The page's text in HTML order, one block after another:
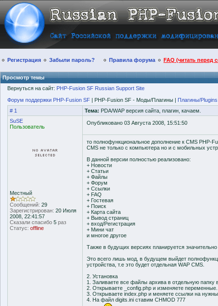
Регистрация Забыли пароль? Правила форума FAQ (читать перед
Просмотр темы
Вернуться на сайт: PHP-Fusion SF Russian Support Site
Форум поддержки PHP-Fusion SF | PHP-Fusion SF - Моды/Плагины | Плагины/Plugins
# 1
Тема: PDA/WAP версия сайта, плагин, качаем.
SuSE
Пользователь
Местный
Сообщений: 29
Зарегистрирован: 20 Июля
2008, 22:41:57
Сказали спасибо 5 раз
Статус: offline
Опубликовано 03 Августа 2008, 15:51:50
то полнофункциональное дополнение к CMS PHP-
CMS не только с компьютера но и с мобильных
В данной версии полностью реализовано:
+ Новости
+ Статьи
+ Файлы
+ Форум
+ Ссылки
+ FAQ
+ Гостевая
+ Поиск
+ Карта сайта
+ Вывод страниц
+ вход/Регистрация
+ Мини чат
и многое другое
Также в будущих версиях планируется
Это всего лишь мод, в будущем выйдет
устройства, т.е это будет отдельная WAP CMS.
2. Установка
1. Заливаете все файлы архива в отдельную папку
2. Открываете _config.php и изменяете переменные.
3. Открываете index.php и меняете ссылки на
4. На файл digits.ini ставим CHMOD 777